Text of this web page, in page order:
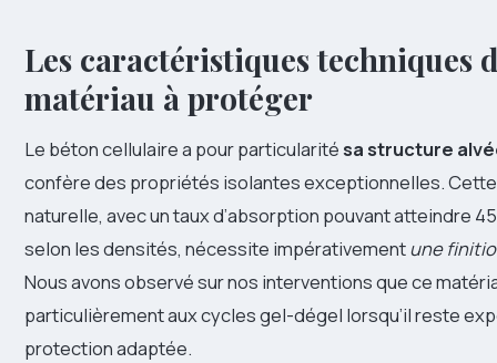
Les caractéristiques techniques
matériau à protéger
Le béton cellulaire a pour particularitésa structure
confère des propriétés isolantes exceptionnelles.
naturelle, avec un taux d’absorption pouvant atteindre
selon les densités, nécessite impérativementune
Nous avons observé sur nos interventions que ce
particulièrement aux cycles gel-dégel lorsqu’il reste
protection adaptée.